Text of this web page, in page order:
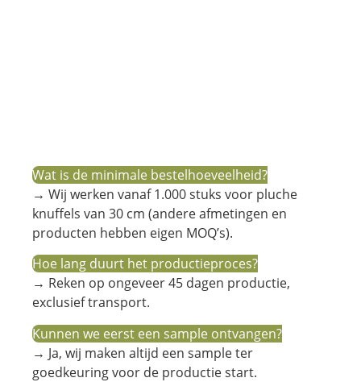
Wat is de minimale bestelhoeveelheid?
→ Wij werken vanaf 1.000 stuks voor pluche
knuffels van 30 cm (andere afmetingen en
producten hebben eigen MOQ’s).
Hoe lang duurt het productieproces?
→ Reken op ongeveer 45 dagen productie,
exclusief transport.
Kunnen we eerst een sample ontvangen?
→ Ja, wij maken altijd een sample ter
goedkeuring voor de productie start.